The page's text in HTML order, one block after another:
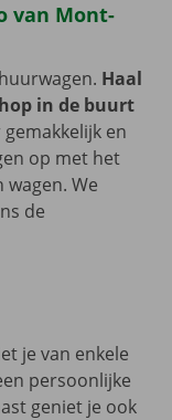
van Mont-
Haal
in de buurt
gemakkelijk en
op met het
We
de
je van enkele
persoonlijke
geniet je ook